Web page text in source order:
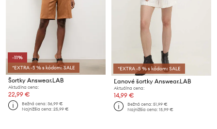
-11%
*EXTRA -5 % s kódom: SALE
Šortky Answear.LAB
Aktuálna cena:
22,99 €
Bežná cena:36,99 €
Najnižšia cena:25,99 €
*EXTRA -5 % s kódom: SALE
Ľanové šortky Answear.LAB
Aktuálna cena:
14,99 €
Bežná cena:51,99 €
Najnižšia cena:15,99 €